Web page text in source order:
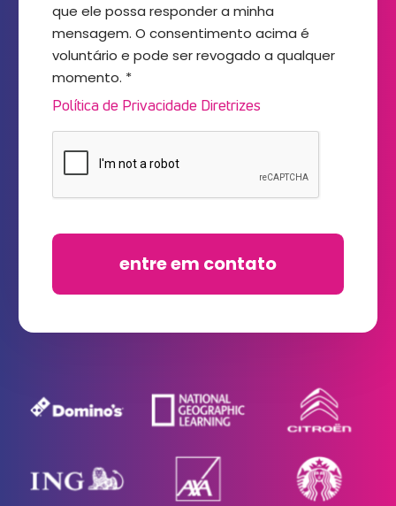
que ele possa responder a minha
mensagem. O consentimento acima é
voluntário e pode ser revogado a qualquer
momento. *
Política de Privacidade Diretrizes
entre em contato